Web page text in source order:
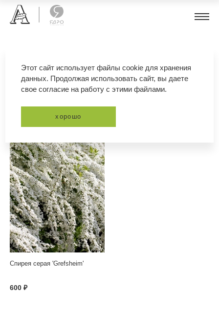
спирея серая
Спирея серая 'Grefsheim'
600 ₽
Этот сайт использует файлы cookie для хранения
данных. Продолжая использовать сайт, вы даете
свое согласие на работу с этими файлами.
хорошо